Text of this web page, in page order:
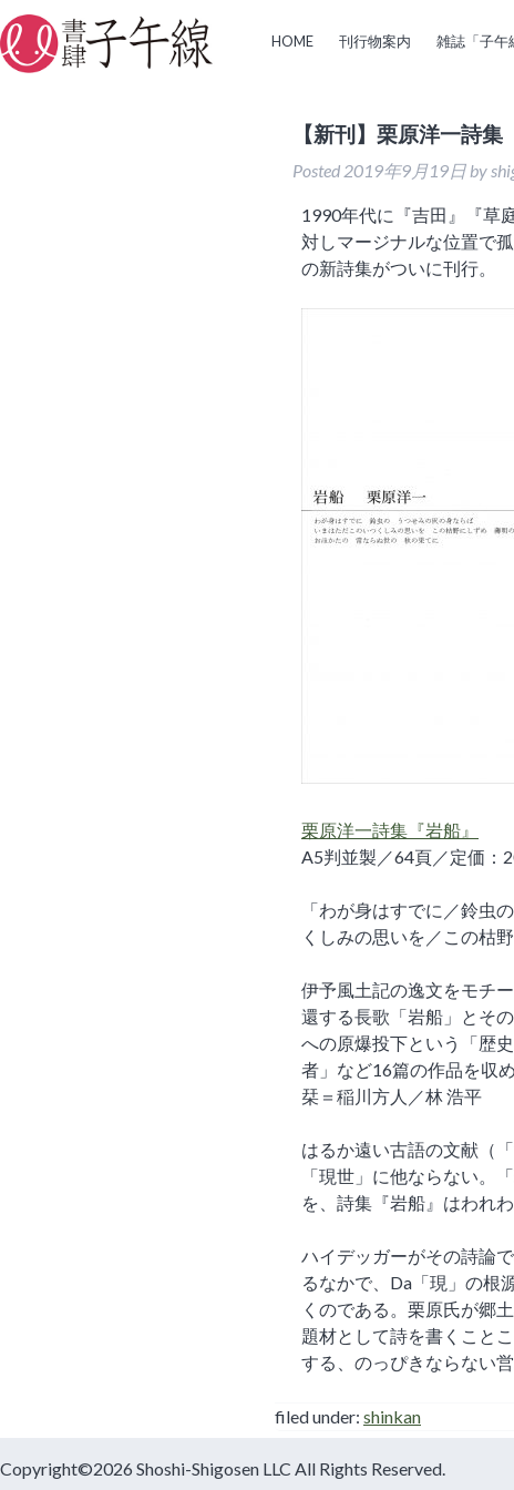
HOME 刊行物案内 雑誌「子午
【新刊】栗原洋一詩集
Posted 2019年9月19日 by
1990年代に『吉田』『草
対しマージナルな位置で
の新詩集がついに刊行。
栗原洋一詩集『岩船』
A5判並製／64頁／定価：
「わが身はすでに／鈴虫
くしみの思いを／この枯
伊予風土記の逸文をモチ
還する長歌「岩船」とそ
への原爆投下という「歴
者」など16篇の作品を収め
栞＝稲川方人／林 浩平
はるか遠い古語の文献（
「現世」に他ならない。
を、詩集『岩船』はわれ
ハイデッガーがその詩論
るなかで、Da「現」の根
くのである。栗原氏が郷
題材として詩を書くこと
する、のっぴきならない
filed under: shinkan
Copyright©2026 Shoshi-Shigosen LLC All Rights Reserved.